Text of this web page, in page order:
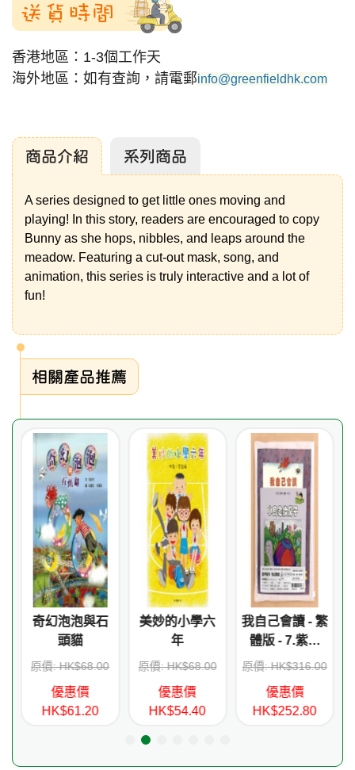
送貨時間
香港地區：1-3個工作天
海外地區：如有查詢，請電郵info@greenfieldhk.com
商品介紹 系列商品
A series designed to get little ones moving and
playing! In this story, readers are encouraged to copy
Bunny as she hops, nibbles, and leaps around the
meadow. Featuring a cut-out mask, song, and
animation, this series is truly interactive and a lot of
fun!
相關產品推薦
奇幻泡泡與石
頭貓
原價: HK$68.00
優惠價
HK$61.20
美妙的小學六
年
原價: HK$68.00
優惠價
HK$54.40
我自己會讀 - 繁
體版 - 7.紫輯
(書12冊、QR
音、練習1本)
原價: HK$316.00
優惠價
HK$252.80